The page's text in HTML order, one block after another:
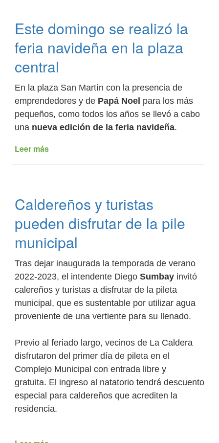
vivienda
para
familias
vulnerables
Este domingo se realizó la
feria navideña en la plaza
central
En la plaza San Martín con la presencia de
emprendedores y de Papá Noel para los más
pequeños, como todos los años se llevó a cabo
una nueva edición de la feria navideña.
Leer más
la
feria
navideña
la
central
Caldereños y turistas
pueden disfrutar de la pile
municipal
Tras dejar inaugurada la temporada de verano
2022-2023, el intendente Diego Sumbay invitó
calereños y turistas a disfrutar de la pileta
municipal, que es sustentable por utilizar agua
proveniente de una vertiente para su llenado.
Previo al feriado largo, vecinos de La Caldera
disfrutaron del primer día de pileta en el
Complejo Municipal con entrada libre y
gratuita. El ingreso al natatorio tendrá descuento
especial para caldereños que acrediten la
residencia.